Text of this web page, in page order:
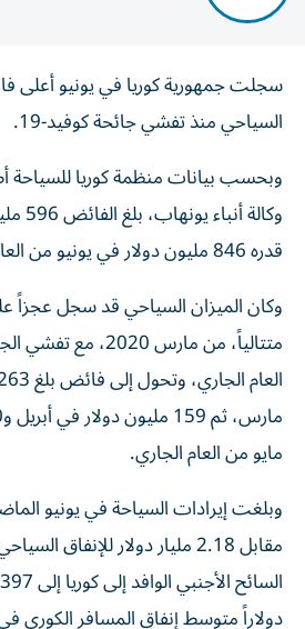
سجلت جمهورية كوريا في يونيو أعلى
السياحي منذ تفشي جائحة كوفيد-19.
وبحسب بيانات منظمة كوريا للسياحة
قدره 846 مليون دولار في يونيو من العام الماضي.
متتالياً، من مارس
مايو من العام الجاري.
مقابل 2.18 مليار دولار
دولاراً متوسط إنفاق المسافر الكوري